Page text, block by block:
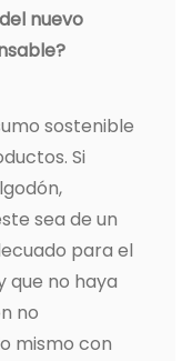
nuevo
sostenible
Si
sea de un
para el
que no haya
no
mismo con